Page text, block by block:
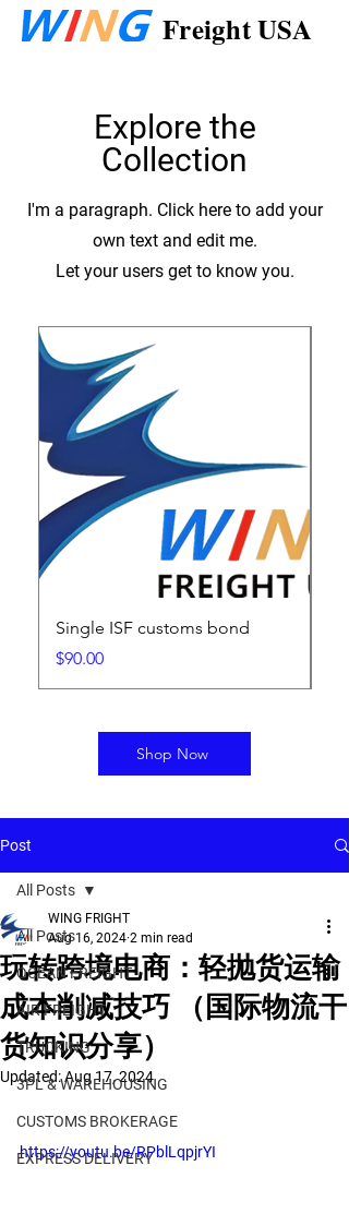
Freight USA
Explore the
Collection
I'm a paragraph. Click here to add your
own text and edit me.
Let your users get to know you.
Single ISF customs bond
Price
$90.00
Shop Now
Post
All Posts
OCEAN FREIGHT
AIR FREIGHT
TRUCKING
3PL & WAREHOUSING
CUSTOMS BROKERAGE
EXPRESS DELIVERY
All Posts
玩转跨境电商：轻抛货运输
成本削减技巧 （国际物流干
货知识分享）
WING FRIGHT
Aug 16, 2024 2 min read
Updated:Aug 17, 2024
https://youtu.be/RPblLqpjrYI